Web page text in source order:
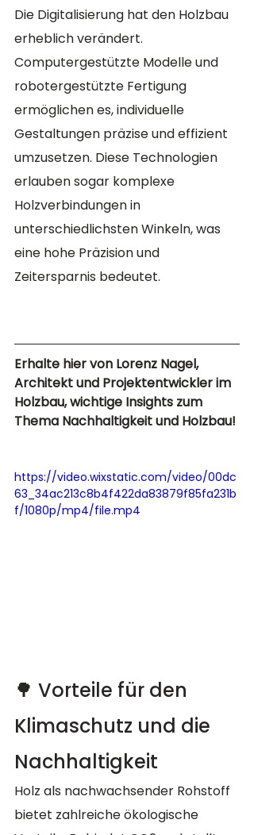
Die Digitalisierung hat den Holzbau
erheblich verändert.
Computergestützte Modelle und
robotergestützte Fertigung
ermöglichen es, individuelle
Gestaltungen präzise und effizient
umzusetzen. Diese Technologien
erlauben sogar komplexe
Holzverbindungen in
unterschiedlichsten Winkeln, was
eine hohe Präzision und
Zeitersparnis bedeutet.
Erhalte hier von Lorenz Nagel,
Architekt und Projektentwickler im
Holzbau, wichtige Insights zum
Thema Nachhaltigkeit und Holzbau!
https://video.wixstatic.com/video/00dc
63_34ac213c8b4f422da83879f85fa231b
f/1080p/mp4/file.mp4
🌳 Vorteile für den
Klimaschutz und die
Nachhaltigkeit
Holz als nachwachsender Rohstoff
bietet zahlreiche ökologische